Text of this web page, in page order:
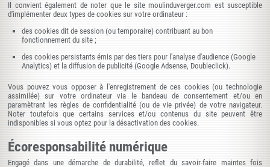
Il convient également de noter que le site moulinduverger.com est susceptible
d'implémenter deux types de cookies sur votre ordinateur :
des cookies dit de session (ou temporaire) contribuant au bon
fonctionnement du site ;
des cookies persistants émis par des tiers pour l'analyse d'audience (Google
Analytics) et la diffusion de publicité (Google Adsense, Doubleclick).
Vous pouvez vous opposer à l'enregistrement de ces cookies (ou technologie
assimilée) sur votre ordinateur via le bandeau de consentement et/ou en
paramètrant les règles de confidentialité (ou de vie privée) de votre navigateur.
Noter toutefois que certains services et/ou contenus du site peuvent être
indisponibles si vous optez pour la désactivation des cookies.
Écoresponsabilité numérique
Engagé dans une démarche de durabilité, reflet du savoir-faire maintes fois